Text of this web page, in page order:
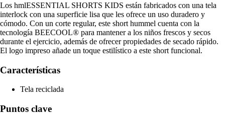
Los hmlESSENTIAL SHORTS KIDS están fabricados con una tela
interlock con una superficie lisa que les ofrece un uso duradero y
cómodo. Con un corte regular, este short hummel cuenta con la
tecnología BEECOOL® para mantener a los niños frescos y secos
durante el ejercicio, además de ofrecer propiedades de secado rápido.
El logo impreso añade un toque estilístico a este short funcional.
Características
Tela reciclada
Puntos clave